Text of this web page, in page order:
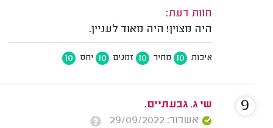
חוות דעת:
היה מצוין! היה מאוד לעניין.
איכות 10 מחיר 10 זמנים 10 יחס 10
שי ג. גבעתיים.
אשרור: 29/09/2022
9